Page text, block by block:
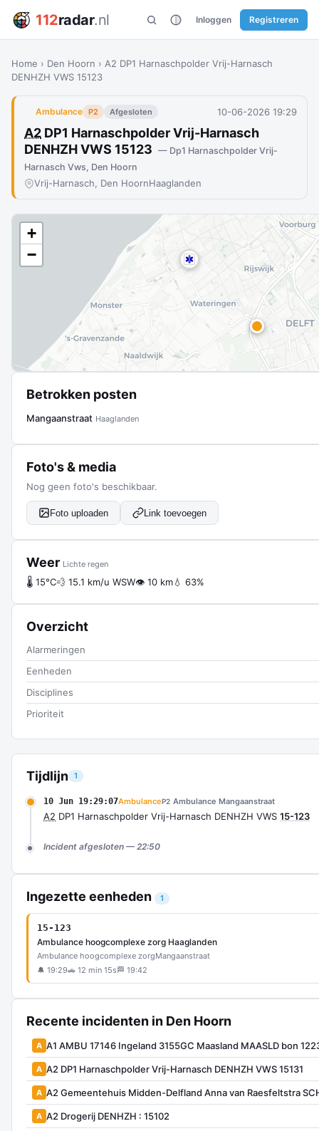
112radar.nl Inloggen Registreren
Home › Den Hoorn › A2 DP1 Harnaschpolder Vrij-Harnasch
DENHZH VWS 15123
Ambulance P2 Afgesloten 10-06-2026 19:29
A2 DP1 Harnaschpolder Vrij-Harnasch
DENHZH VWS 15123 — Dp1 Harnaschpolder Vrij-
Harnasch Vws, Den Hoorn
Vrij-Harnasch, Den HoornHaaglanden
Tijdlijn 1
10 Jun 19:29:07AmbulanceP2 Ambulance Mangaanstraat
A2 DP1 Harnaschpolder Vrij-Harnasch DENHZH VWS 15-123
Incident afgesloten — 22:50
Ingezette eenheden 1
15-123
Ambulance hoogcomplexe zorg Haaglanden
Ambulance hoogcomplexe zorgMangaanstraat
🔔 19:29🚗 12 min 15s 🏁 19:42
Recente incidenten in Den Hoorn
A A1 AMBU 17146 Ingeland 3155GC Maasland MAASLD bon
A A2 DP1 Harnaschpolder Vrij-Harnasch DENHZH VWS 15131
A A2 Gemeentehuis Midden-Delfland Anna van Raesfeltstra
A A2 Drogerij DENHZH : 15102
+
−
Betrokken posten
Mangaanstraat Haaglanden
Foto's & media
Nog geen foto's beschikbaar.
Foto uploaden Link toevoegen
Weer Lichte regen
🌡 15°C💨 15.1 km/u WSW👁 10 km💧 63%
Overzicht
Alarmeringen
Eenheden
Disciplines
Prioriteit